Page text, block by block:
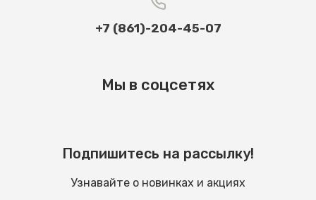
+7 (861)-204-45-07
Мы в соцсетях
Подпишитесь на рассылку!
Узнавайте о новинках и акциях